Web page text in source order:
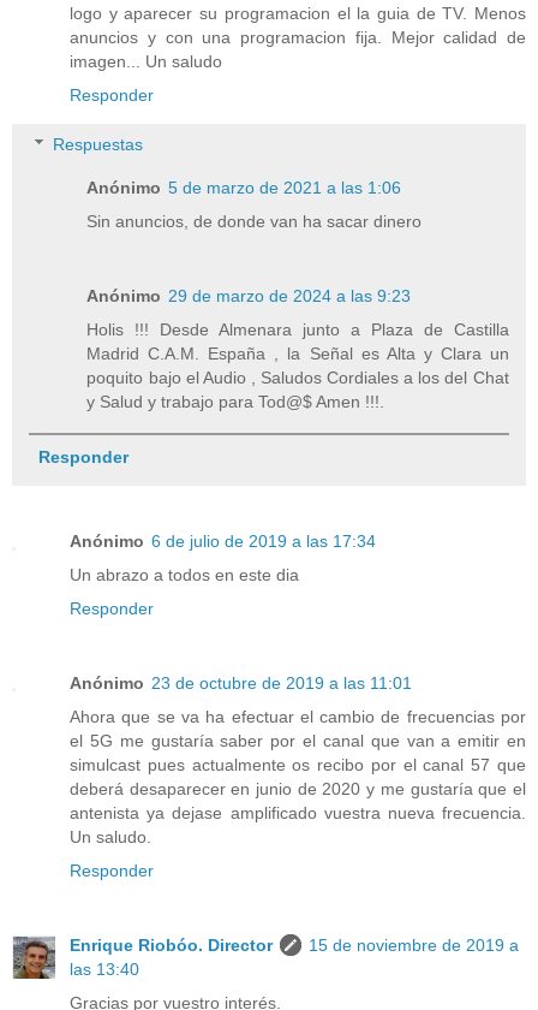
logo y aparecer su programacion el la guia de TV. Menos
anuncios y con una programacion fija. Mejor calidad de
imagen... Un saludo
Responder
Respuestas
Anónimo 5 de marzo de 2021 a las 1:06
Sin anuncios, de donde van ha sacar dinero
Anónimo 29 de marzo de 2024 a las 9:23
Holis !!! Desde Almenara junto a Plaza de Castilla
Madrid C.A.M. España , la Señal es Alta y Clara un
poquito bajo el Audio , Saludos Cordiales a los del Chat
y Salud y trabajo para Tod@$ Amen !!!.
Responder
Anónimo 6 de julio de 2019 a las 17:34
Un abrazo a todos en este dia
Responder
Anónimo 23 de octubre de 2019 a las 11:01
Ahora que se va ha efectuar el cambio de frecuencias por
el 5G me gustaría saber por el canal que van a emitir en
simulcast pues actualmente os recibo por el canal 57 que
deberá desaparecer en junio de 2020 y me gustaría que el
antenista ya dejase amplificado vuestra nueva frecuencia.
Un saludo.
Responder
Enrique Riobóo. Director
15 de noviembre de 2019 a
las 13:40
Gracias por vuestro interés.